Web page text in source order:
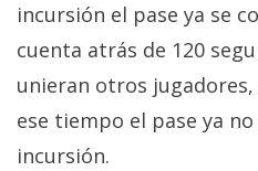
Contacto
/
Sobre
nosotros
/
Publicidad
incursión el pase ya se
cuenta atrás de 120
unieran otros
ese tiempo el pase ya
incursión.